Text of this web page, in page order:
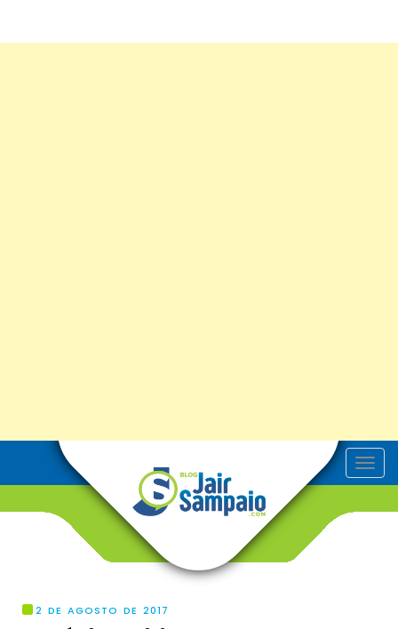
T
o
2 DE AGOSTO DE 2017